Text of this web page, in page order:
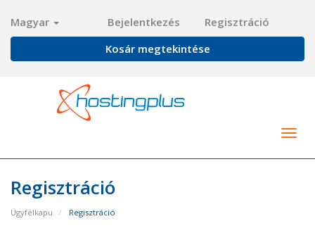
Magyar Bejelentkezés
Regisztráció
Kosár megtekintése
Regisztráció
Ügyfélkapu Regisztráció